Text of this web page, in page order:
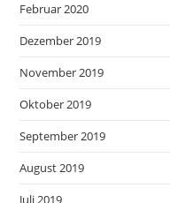
Februar 2020
Dezember 2019
November 2019
Oktober 2019
September 2019
August 2019
Juli 2019